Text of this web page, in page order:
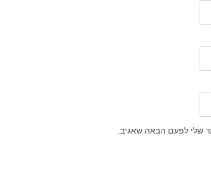
שלי לפעם הבאה שאגיב.